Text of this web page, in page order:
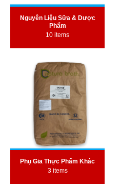
Nguyên Liệu Sữa & Dược
Phẩm
10 items
Phụ Gia Thực Phẩm Khác
3 items